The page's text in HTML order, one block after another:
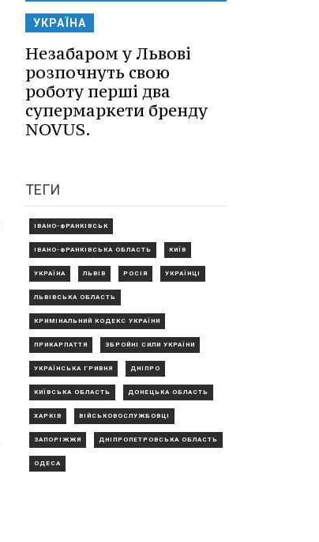
УКРАЇНА
Незабаром у Львові
розпочнуть свою
роботу перші два
супермаркети бренду
NOVUS.
ТЕГИ
ІВАНО-ФРАНКІВСЬК
ІВАНО-ФРАНКІВСЬКА ОБЛАСТЬ КИЇВ
УКРАЇНА ЛЬВІВ РОСІЯ УКРАЇНЦІ
ЛЬВІВСЬКА ОБЛАСТЬ
КРИМІНАЛЬНИЙ КОДЕКС УКРАЇНИ
ПРИКАРПАТТЯ ЗБРОЙНІ СИЛИ УКРАЇНИ
УКРАЇНСЬКА ГРИВНЯ ДНІПРО
КИЇВСЬКА ОБЛАСТЬ ДОНЕЦЬКА ОБЛАСТЬ
ХАРКІВ ВІЙСЬКОВОСЛУЖБОВЦІ
ЗАПОРІЖЖЯ ДНІПРОПЕТРОВСЬКА ОБЛАСТЬ
ОДЕСА